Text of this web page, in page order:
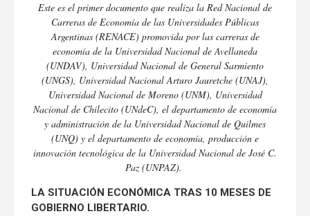
Este es el primer documento que realiza la Red Nacional de
Carreras de Economía de las Universidades Públicas
Argentinas (RENACE) promovida por las carreras de
economía de la Universidad Nacional de Avellaneda
(UNDAV), Universidad Nacional de General Sarmiento
(UNGS), Universidad Nacional Arturo Jauretche (UNAJ),
Universidad Nacional de Moreno (UNM), Universidad
Nacional de Chilecito (UNdeC), el departamento de economía
y administración de la Universidad Nacional de Quilmes
(UNQ) y el departamento de economía, producción e
innovación tecnológica de la Universidad Nacional de José C.
Paz (UNPAZ).
LA SITUACIÓN ECONÓMICA TRAS 10 MESES DE
GOBIERNO LIBERTARIO.